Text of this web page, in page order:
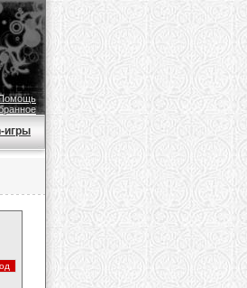
игры